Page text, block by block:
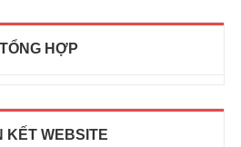
TỔNG HỢP
KẾT WEBSITE